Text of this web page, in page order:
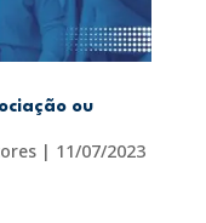
ou
| 11/07/2023